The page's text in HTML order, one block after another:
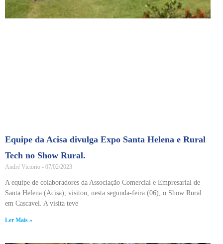
Equipe da Acisa divulga Expo Santa Helena e Rural
Tech no Show Rural.
André Victorio 07/02/2023
A equipe de colaboradores da Associação Comercial e Empresarial de
Santa Helena (Acisa), visitou, nesta segunda-feira (06), o Show Rural
em Cascavel. A visita teve
Ler Mais »